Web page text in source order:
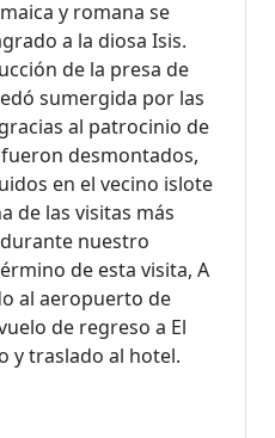
y romana se
a la diosa Isis.
de la presa de
sumergida por las
al patrocinio de
desmontados,
en el vecino islote
de las visitas más
nuestro
de esta visita, A
al aeropuerto de
de regreso a El
y traslado al hotel.